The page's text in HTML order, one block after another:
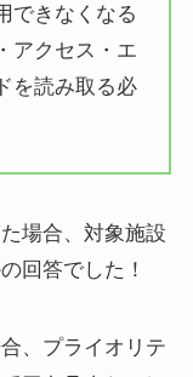
できなくなる
アクセス・エ
を読み取る必
場合、対象施設
回答でした！
、プライオリテ